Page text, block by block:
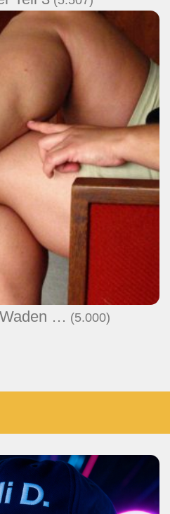
… (5.000)